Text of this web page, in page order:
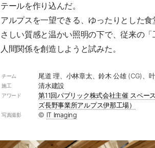
テールを作り込んだ。
アルプスを一望できる、ゆったりとした
さしい質感と温かい照明の下で、従来の
人間関係を創造しようと試みた。
チーム 尾道 理、小林章太、鈴木 公雄 (CG)、
施工 清水建設
アワード
第11回パブリック株式会社主催 スペー
ズ長野事業所アルプス伊那工場）
写真撮影 ©︎ IT Imaging